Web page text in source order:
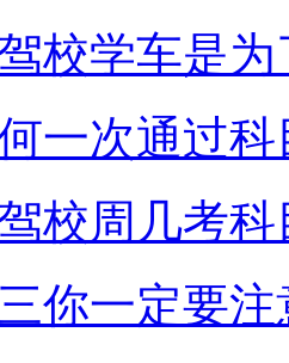
校学车是为
一次通过
校周几考科
你一定要注